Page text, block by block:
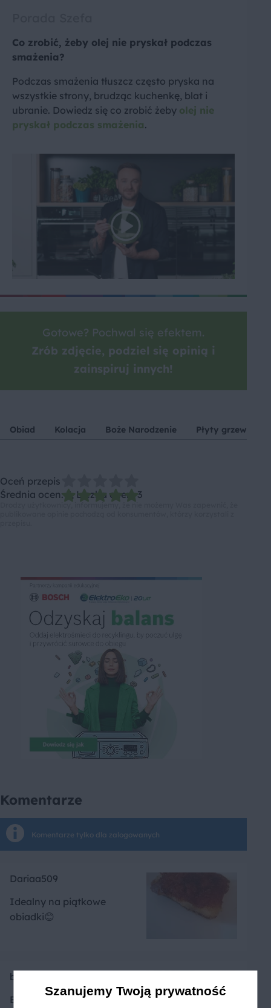
Co zrobić, żeby olej nie pryskał podczas
smażenia?
Podczas smażenia tłuszcz często pryska na
wszystkie strony, brudząc kuchenkę, blat i
ubranie. Dowiedz się co zrobić żeby olej nie
pryskał podczas smażenia.
Gotowe? Pochwal się efektem.
Zrób zdjęcie, podziel się opinią i
zainspiruj innych!
Obiad Kolacja Boże Narodzenie Płyty grzewcze
Oceń przepis
Średnia ocen: 5, Liczba ocen: 3
Komentarze
Komentarze tylko dla zalogowanych
Dariaa509
Idealny na piątkowe
obiadki😊
bsylvia
Bardzo dobry filet z dorsza,
Szanujemy Twoją prywatność